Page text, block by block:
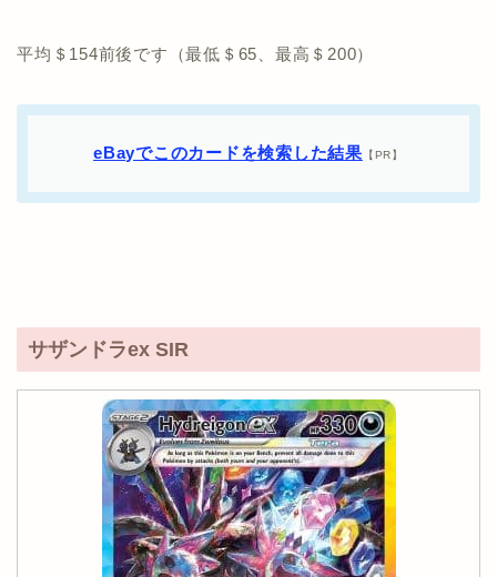
平均＄154前後です（最低＄65、最高＄200）
eBayでこのカードを検索した結果 【PR】
サザンドラex SIR